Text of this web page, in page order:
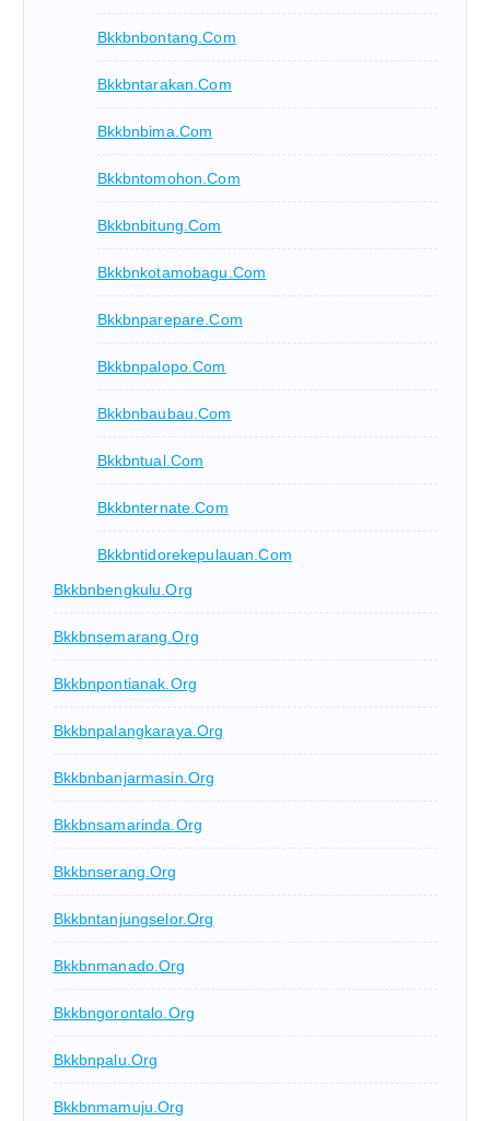
Bkkbnbontang.com
Bkkbntarakan.com
Bkkbnbima.com
Bkkbntomohon.com
Bkkbnbitung.com
Bkkbnkotamobagu.com
Bkkbnparepare.com
Bkkbnpalopo.com
Bkkbnbaubau.com
Bkkbntual.com
Bkkbnternate.com
Bkkbntidorekepulauan.com
Bkkbnbengkulu.org
Bkkbnsemarang.org
Bkkbnpontianak.org
Bkkbnpalangkaraya.org
Bkkbnbanjarmasin.org
Bkkbnsamarinda.org
Bkkbnserang.org
Bkkbntanjungselor.org
Bkkbnmanado.org
Bkkbngorontalo.org
Bkkbnpalu.org
Bkkbnmamuju.org